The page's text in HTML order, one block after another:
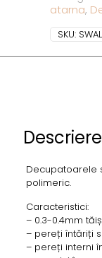
atarna,
SKU:
Descriere
Decupatoarele
polimeric.
Caracteristici:
– 0.3-0.4mm
– pereți întăriți
– pereți interni